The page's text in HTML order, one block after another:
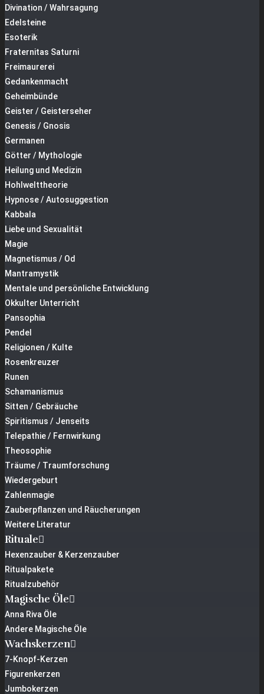
Divination / Wahrsagung
Edelsteine
Esoterik
Fraternitas Saturni
Freimaurerei
Gedankenmacht
Geheimbünde
Geister / Geisterseher
Genesis / Gnosis
Germanen
Götter / Mythologie
Heilung und Medizin
Hohlwelttheorie
Hypnose / Autosuggestion
Kabbala
Liebe und Sexualität
Magie
Magnetismus / Od
Mantramystik
Mentale und persönliche Entwicklung
Okkulter Unterricht
Pansophia
Pendel
Religionen / Kulte
Rosenkreuzer
Runen
Schamanismus
Sitten / Gebräuche
Spiritismus / Jenseits
Telepathie / Fernwirkung
Theosophie
Träume / Traumforschung
Wiedergeburt
Zahlenmagie
Zauberpflanzen und Räucherungen
Weitere Literatur
Rituale
Hexenzauber & Kerzenzauber
Ritualpakete
Ritualzubehör
Magische Öle
Anna Riva Öle
Andere Magische Öle
Wachskerzen
7-Knopf-Kerzen
Figurenkerzen
Jumbokerzen